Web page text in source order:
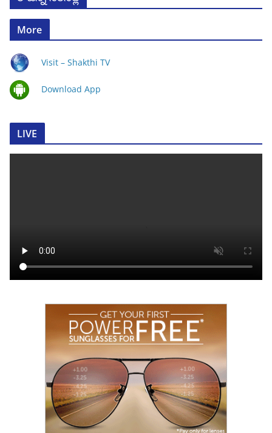
More
Visit – Shakthi TV
Download App
LIVE